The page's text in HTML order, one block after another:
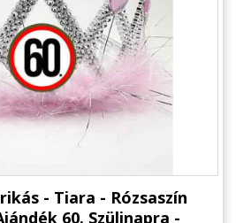
- Tiara - Rózsaszín
60. Szülinapra -